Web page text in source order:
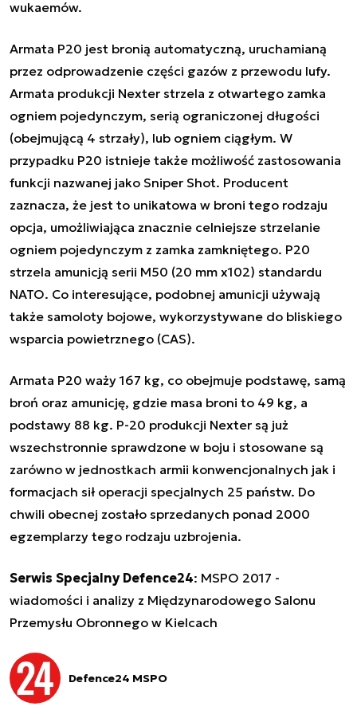
wukaemów.
Armata P20 jest bronią automatyczną, uruchamianą
przez odprowadzenie części gazów z przewodu lufy.
Armata produkcji Nexter strzela z otwartego zamka
ogniem pojedynczym, serią ograniczonej długości
(obejmującą 4 strzały), lub ogniem ciągłym. W
przypadku P20 istnieje także możliwość zastosowania
funkcji nazwanej jako Sniper Shot. Producent
zaznacza, że jest to unikatowa w broni tego rodzaju
opcja, umożliwiająca znacznie celniejsze strzelanie
ogniem pojedynczym z zamka zamkniętego. P20
strzela amunicją serii M50 (20 mm x102) standardu
NATO. Co interesujące, podobnej amunicji używają
także samoloty bojowe, wykorzystywane do bliskiego
wsparcia powietrznego (CAS).
Armata P20 waży 167 kg, co obejmuje podstawę, samą
broń oraz amunicję, gdzie masa broni to 49 kg, a
podstawy 88 kg. P-20 produkcji Nexter są już
wszechstronnie sprawdzone w boju i stosowane są
zarówno w jednostkach armii konwencjonalnych jak i
formacjach sił operacji specjalnych 25 państw. Do
chwili obecnej zostało sprzedanych ponad 2000
egzemplarzy tego rodzaju uzbrojenia.
Serwis Specjalny Defence24: MSPO 2017 -
wiadomości i analizy z Międzynarodowego Salonu
Przemysłu Obronnego w Kielcach
Defence24 MSPO